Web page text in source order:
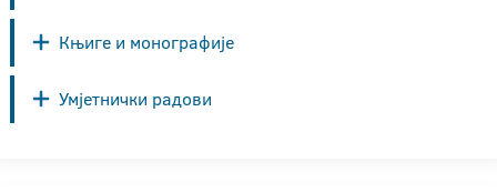
Књиге и монографије
Умјетнички радови